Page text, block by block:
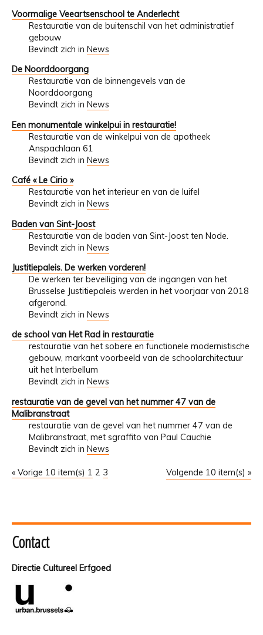
Voormalige Veeartsenschool te Anderlecht
Restauratie van de buitenschil van het administratief
gebouw
Bevindt zich in News
De Noorddoorgang
Restauratie van de binnengevels van de
Noorddoorgang
Bevindt zich in News
Een monumentale winkelpui in restauratie!
Restauratie van de winkelpui van de apotheek
Anspachlaan 61
Bevindt zich in News
Café « Le Cirio »
Restauratie van het interieur en van de luifel
Bevindt zich in News
Baden van Sint-Joost
Restauratie van de baden van Sint-Joost ten Node.
Bevindt zich in News
Justitiepaleis. De werken vorderen!
De werken ter beveiliging van de ingangen van het
Brusselse Justitiepaleis werden in het voorjaar van 2018
afgerond.
Bevindt zich in News
de school van Het Rad in restauratie
restauratie van het sobere en functionele modernistische
gebouw, markant voorbeeld van de schoolarchitectuur
uit het Interbellum
Bevindt zich in News
restauratie van de gevel van het nummer 47 van de
Malibranstraat
restauratie van de gevel van het nummer 47 van de
Malibranstraat, met sgraffito van Paul Cauchie
Bevindt zich in News
« Vorige 10 item(s) Volgende 10 item(s) »
1 2 3
Contact
Directie Cultureel Erfgoed